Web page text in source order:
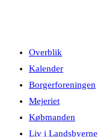
Overblik
Kalender
Borgerforeningen
Mejeriet
Købmanden
Liv i Landsbyerne